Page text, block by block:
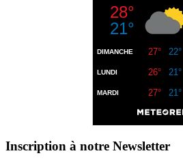
Inscription à notre Newsletter